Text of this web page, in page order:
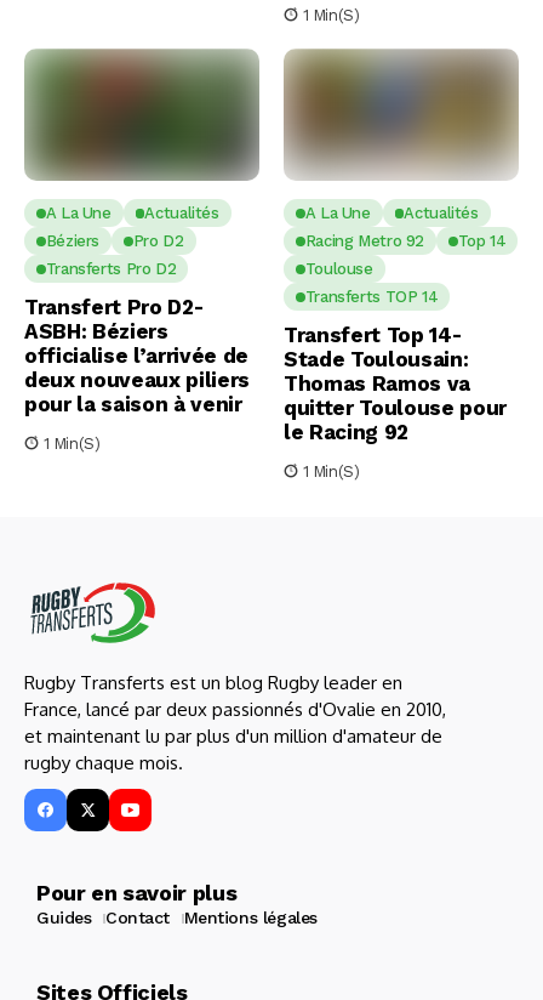
1 Min(s)
A La Une
Actualités
Béziers
Pro D2
Transferts Pro D2
Transfert Pro D2-
ASBH: Béziers
officialise l’arrivée de
deux nouveaux piliers
pour la saison à venir
1 Min(s)
A La Une
Actualités
Racing Metro 92
Top 14
Toulouse
Transferts TOP 14
Transfert Top 14-
Stade Toulousain:
Thomas Ramos va
quitter Toulouse pour
le Racing 92
1 Min(s)
Rugby Transferts est un blog Rugby leader en
France, lancé par deux passionnés d'Ovalie en 2010,
et maintenant lu par plus d'un million d'amateur de
rugby chaque mois.
Pour en savoir plus
Guides Contact Mentions légales
Sites Officiels